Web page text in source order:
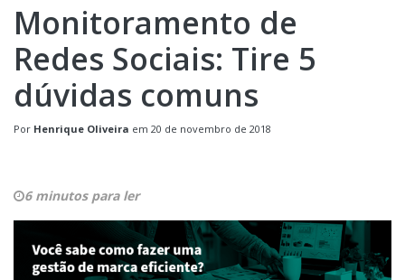
Monitoramento de
Redes Sociais: Tire 5
dúvidas comuns
Por Henrique Oliveira em 20 de novembro de 2018
6 minutos para ler